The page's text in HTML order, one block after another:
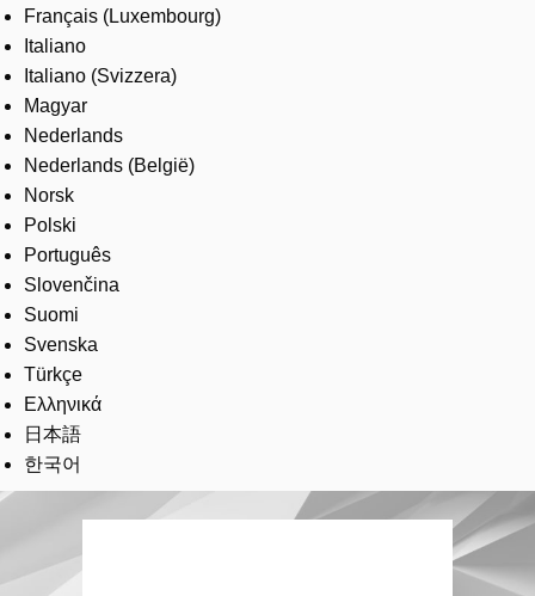
Français (Luxembourg)
Italiano
Italiano (Svizzera)
Magyar
Nederlands
Nederlands (België)
Norsk
Polski
Português
Slovenčina
Suomi
Svenska
Türkçe
Ελληνικά
日本語
한국어